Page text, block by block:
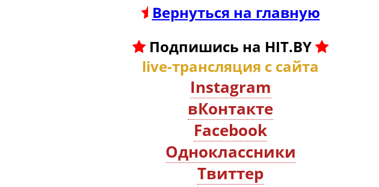
Вернуться на главную
Подпишись на HIT.BY
live-трансляция с сайта
Instagram
вКонтакте
Facebook
Oдноклассники
Твиттер